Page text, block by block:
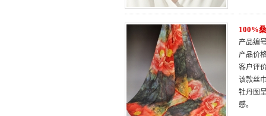
100%
产品编
产品价
客户评
该款丝
牡丹图
感。